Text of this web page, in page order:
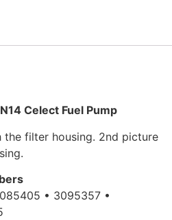
Celect Fuel Pump
the filter housing. 2nd picture
• 3095357 •